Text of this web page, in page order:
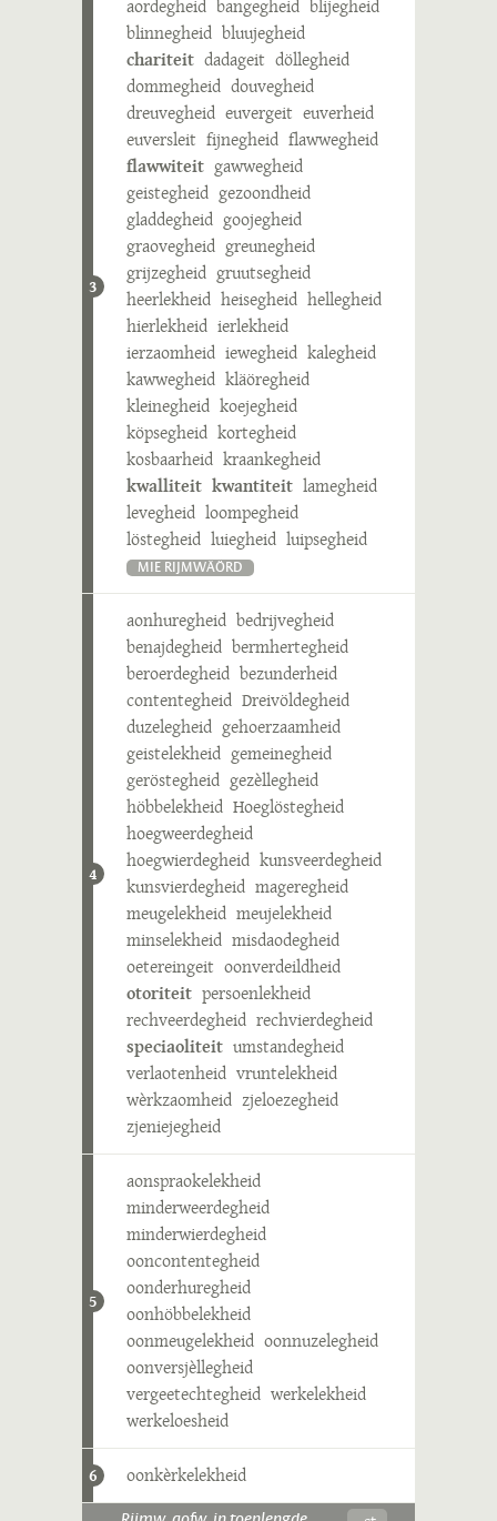
3
aordegheid bangegheid blijegheid
blinnegheid bluujegheid
chariteit dadageit döllegheid
dommegheid douvegheid
dreuvegheid euvergeit euverheid
euversleit fijnegheid flawwegheid
flawwiteit gawwegheid
geistegheid gezoondheid
gladdegheid goojegheid
graovegheid greunegheid
grijzegheid gruutsegheid
heerlekheid heisegheid hellegheid
hierlekheid ierlekheid
ierzaomheid iewegheid kalegheid
kawwegheid kläöregheid
kleinegheid koejegheid
köpsegheid kortegheid
kosbaarheid kraankegheid
kwalliteit kwantiteit lamegheid
levegheid loompegheid
löstegheid luiegheid luipsegheid
MIE RIJMWÄÖRD
4
aonhuregheid bedrijvegheid
benajdegheid bermhertegheid
beroerdegheid bezunderheid
contentegheid Dreivöldegheid
duzelegheid gehoerzaamheid
geistelekheid gemeinegheid
geröstegheid gezèllegheid
höbbelekheid Hoeglöstegheid
hoegweerdegheid
hoegwierdegheid kunsveerdegheid
kunsvierdegheid mageregheid
meugelekheid meujelekheid
minselekheid misdaodegheid
oetereingeit oonverdeildheid
otoriteit persoenlekheid
rechveerdegheid rechvierdegheid
speciaoliteit umstandegheid
verlaotenheid vruntelekheid
wèrkzaomheid zjeloezegheid
zjeniejegheid
5
aonspraokelekheid
minderweerdegheid
minderwierdegheid
ooncontentegheid
oonderhuregheid
oonhöbbelekheid
oonmeugelekheid oonnuzelegheid
oonversjèllegheid
vergeetechtegheid werkelekheid
werkeloesheid
6 oonkèrkelekheid